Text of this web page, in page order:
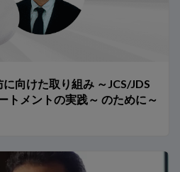
向けた取り組み ～JCS/JDS
トメントの実践～ のために～